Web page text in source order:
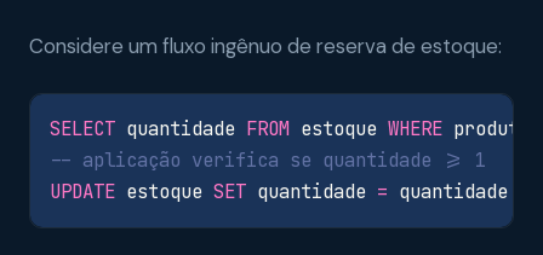
Considere um fluxo ingênuo de reserva de estoque:
SELECT quantidade FROM estoque WHERE
UPDATE estoque SET quantidade = quantidade